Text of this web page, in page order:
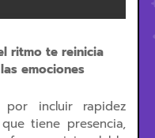
ritmo te reinicia
emociones
por incluir rapidez
tiene presencia,